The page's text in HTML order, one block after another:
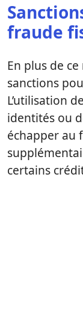
fraude
En plus de
sanctions
L’utilisation
identités ou
échapper au
certains